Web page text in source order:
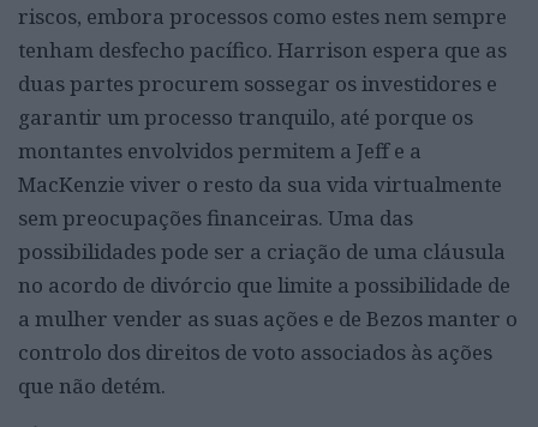
riscos, embora processos como estes nem sempre
tenham desfecho pacífico. Harrison espera que as
duas partes procurem sossegar os investidores e
garantir um processo tranquilo, até porque os
montantes envolvidos permitem a Jeff e a
MacKenzie viver o resto da sua vida virtualmente
sem preocupações financeiras. Uma das
possibilidades pode ser a criação de uma cláusula
no acordo de divórcio que limite a possibilidade de
a mulher vender as suas ações e de Bezos manter o
controlo dos direitos de voto associados às ações
que não detém.